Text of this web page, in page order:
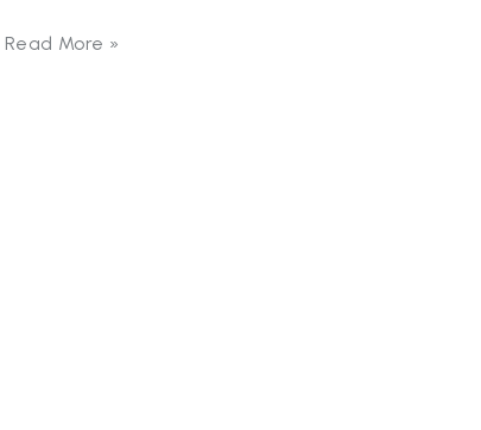
Read More »